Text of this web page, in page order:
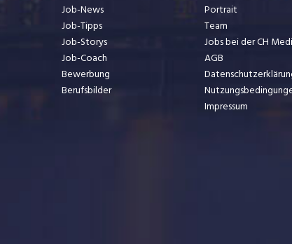
Job-News
Job-Tipps
Job-Storys
Job-Coach
Bewerbung
Berufsbilder
Portrait
Team
Jobs bei der CH
AGB
Impressum